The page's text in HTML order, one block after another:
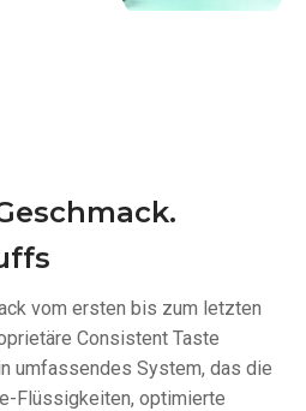
vom ersten bis zum letzten
Consistent Taste
umfassendes System, das die
Flüssigkeiten, optimierte